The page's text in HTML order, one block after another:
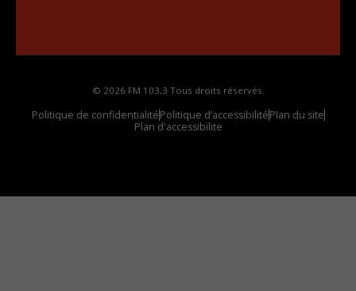
© 2026 FM 103,3 Tous droits réservés.
Politique de confidentialitéPolitique d’accessibilitéPlan du site
Plan d'accessibilite